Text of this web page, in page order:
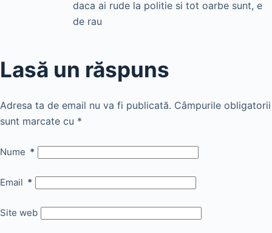
daca ai rude la politie si tot oarbe sunt, e
de rau
Lasă un răspuns
Adresa ta de email nu va fi publicată. Câmpurile obligatorii
sunt marcate cu *
Nume *
Email *
Site web